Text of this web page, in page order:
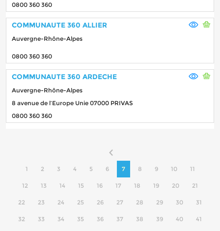
0800 360 360
COMMUNAUTE 360 ALLIER
Auvergne-Rhône-Alpes
0800 360 360
COMMUNAUTE 360 ARDECHE
Auvergne-Rhône-Alpes
8 avenue de l’Europe Unie 07000 PRIVAS
0800 360 360
1 2 3 4 5 6 7 8 9 10 11
12 13 14 15 16 17 18 19 20 21
22 23 24 25 26 27 28 29 30 31
32 33 34 35 36 37 38 39 40 41